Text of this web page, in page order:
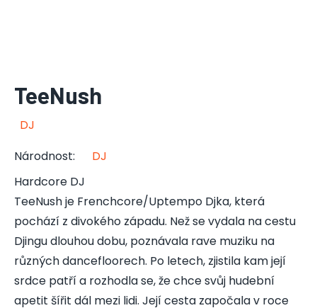
TeeNush
DJ
Národnost:
DJ
Hardcore DJ
TeeNush je Frenchcore/Uptempo Djka, která
pochází z divokého západu. Než se vydala na cestu
Djingu dlouhou dobu, poznávala rave muziku na
různých dancefloorech. Po letech, zjistila kam její
srdce patří a rozhodla se, že chce svůj hudební
apetit šířit dál mezi lidi. Její cesta započala v roce